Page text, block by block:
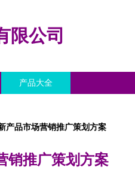
限公司
产品大全
产品市场营销推广策划方案
销推广策划方案